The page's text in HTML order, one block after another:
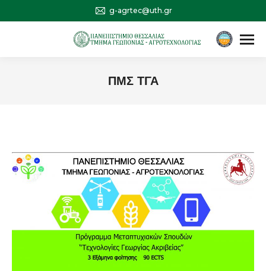
g-agrtec@uth.gr
ΠΜΣ ΤΓΑ